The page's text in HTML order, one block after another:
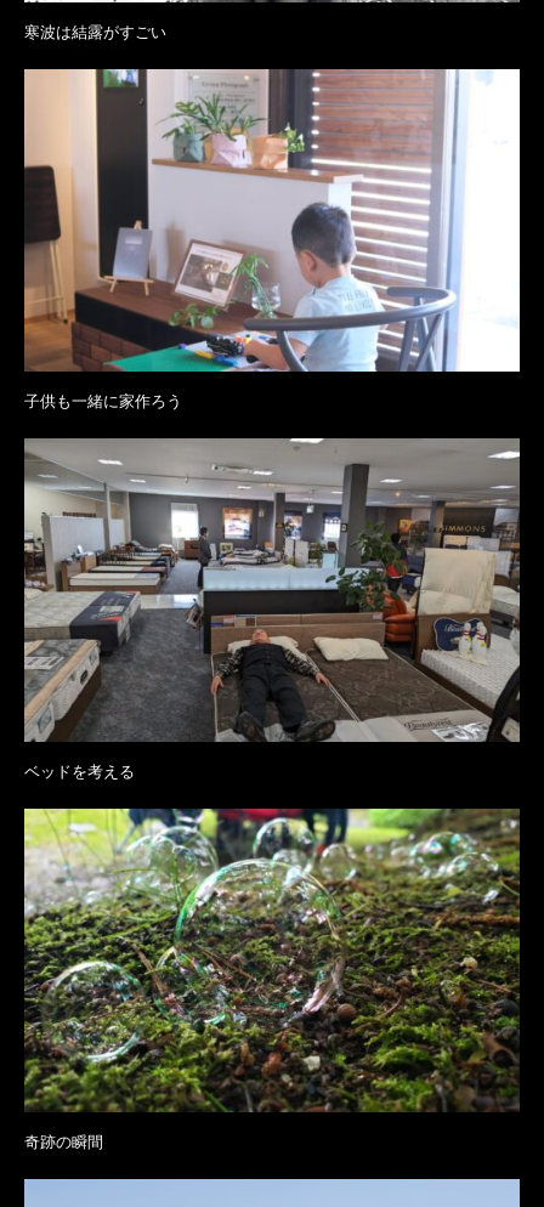
寒波は結露がすごい
子供も一緒に家作ろう
ベッドを考える
奇跡の瞬間